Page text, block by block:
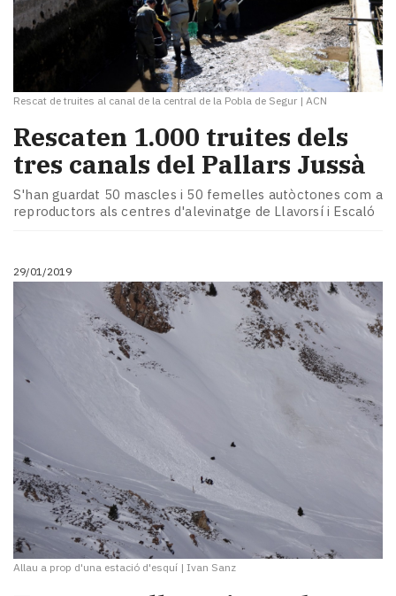
Rescat de truites al canal de la central de la Pobla de Segur | ACN
​Rescaten 1.000 truites dels
tres canals del Pallars Jussà
S'han guardat 50 mascles i 50 femelles autòctones com a
reproductors als centres d'alevinatge de Llavorsí i Escaló
29/01/2019
Allau a prop d'una estació d'esquí | Ivan Sanz